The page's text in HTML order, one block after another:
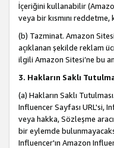
İçeriğini kullanabilir
veya bir kısmını
(b) Tazminat. Amazon
açıklanan şekilde reklam
ilgili Amazon Sitesi’ne bu
3. Hakların Saklı
(a) Hakların Saklı
Influencer Sayfası URL'si,
veya hakka, Sözleşme
bir eylemde
Influencer'ın Amazon